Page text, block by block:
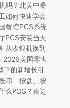
吗？北美中餐
如何快速学会
餐馆POS系统
POS安装当天
从收银机换到
2026美国零售
下的新增长引
串、按盘、按
么POS？桌边